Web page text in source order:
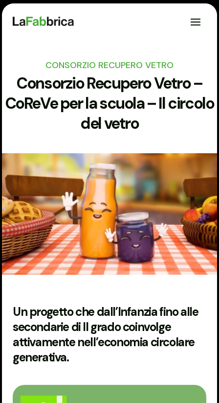
CONSORZIO RECUPERO VETRO
Consorzio Recupero Vetro –
CoReVe per la scuola – Il circolo
del vetro
Un progetto che dall’Infanzia fino alle
secondarie di II grado coinvolge
attivamente nell’economia circolare
generativa.